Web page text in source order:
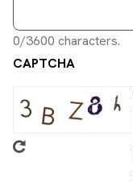
0/3600 characters.
CAPTCHA